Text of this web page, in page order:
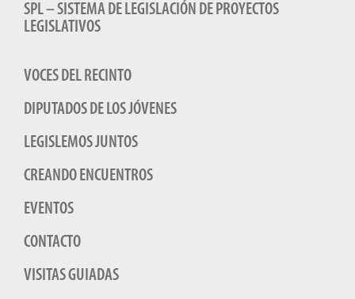
SPL – SISTEMA DE LEGISLACIÓN DE PROYECTOS
LEGISLATIVOS
VOCES DEL RECINTO
DIPUTADOS DE LOS JÓVENES
LEGISLEMOS JUNTOS
CREANDO ENCUENTROS
EVENTOS
CONTACTO
VISITAS GUIADAS